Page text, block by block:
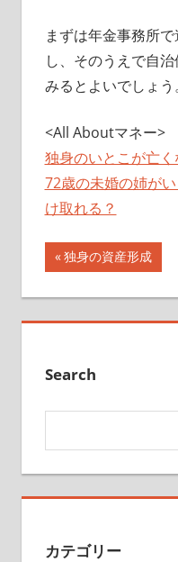
まずは年金事務所
し、そのうえで自
みるとよいでしょう。
<All Aboutマネー>
独身のいとこが亡
72歳の未婚の姉が
け取れる？
投
稿
ナ
ビ
シ
ョ
ン
前
の
記
事:
独身の資産形成
Search
カテゴリー